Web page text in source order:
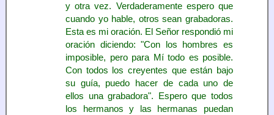
y otra vez. Verdaderamente espero que
cuando yo hable, otros sean grabadoras.
Esta es mi oración. El Señor respondió mi
oración diciendo: "Con los hombres es
imposible, pero para Mí todo es posible.
Con todos los creyentes que están bajo
su guía, puedo hacer de cada uno de
ellos una grabadora". Espero que todos
los hermanos y las hermanas puedan